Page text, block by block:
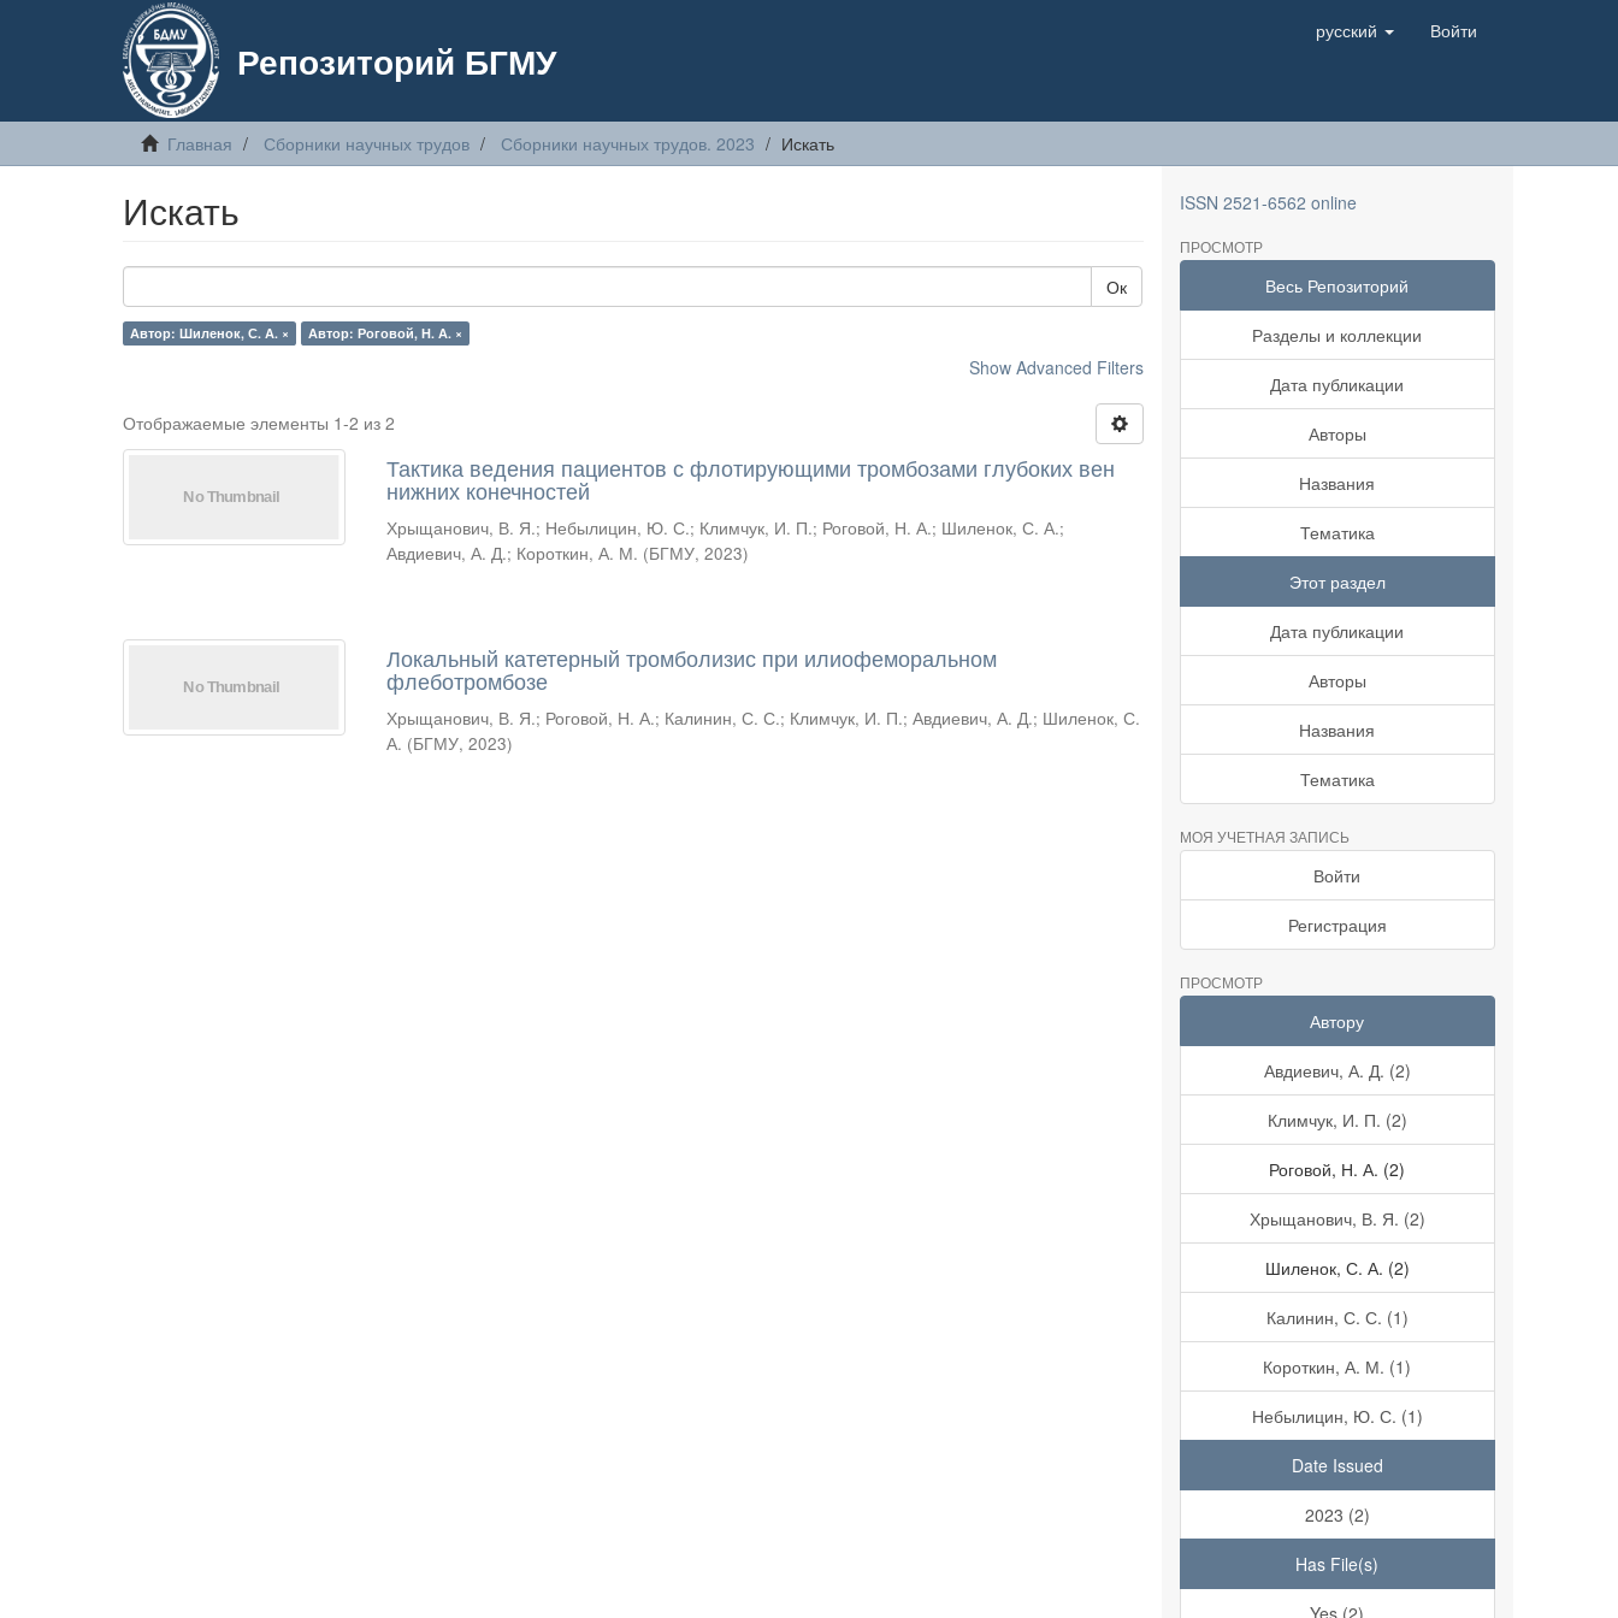
Репозиторий БГМУ
русский Войти
Главная Сборники научных трудов Сборники научных трудов. 2023 Искать
Искать
Ок
Автор: Шиленок, С. А. × Автор: Роговой, Н. А. ×
Show Advanced Filters
Отображаемые элементы 1-2 из 2
Тактика ведения пациентов с флотирующими тромбозами глубоких вен
нижних конечностей
Хрыщанович, В. Я.; Небылицин, Ю. С.; Климчук, И. П.; Роговой, Н. А.; Шиленок, С. А.;
Авдиевич, А. Д.; Короткин, А. М. (БГМУ,2023)
Локальный катетерный тромболизис при илиофеморальном
флеботромбозе
Хрыщанович, В. Я.; Роговой, Н. А.; Калинин, С. С.; Климчук, И. П.;Авдиевич, А. Д.; Шиленок, С.
А. (БГМУ,2023)
ISSN 2521-6562 online
ПРОСМОТР
Весь Репозиторий
Разделы и коллекции
Дата публикации
Авторы
Названия
Тематика
Этот раздел
Дата публикации
Авторы
Названия
Тематика
МОЯ УЧЕТНАЯ ЗАПИСЬ
Войти
Регистрация
ПРОСМОТР
Автору
Авдиевич, А. Д. (2)
Климчук, И. П. (2)
Роговой, Н. А. (2)
Хрыщанович, В. Я. (2)
Шиленок, С. А. (2)
Калинин, С. С. (1)
Короткин, А. М. (1)
Небылицин, Ю. С. (1)
Date Issued
2023 (2)
Has File(s)
Yes (2)